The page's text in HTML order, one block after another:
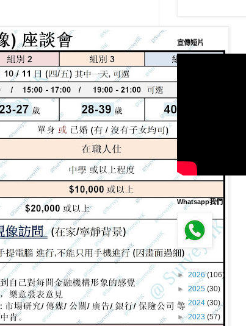
宣傳短片
Whatsapp我們
► 2026(106)
► 2025 (30)
► 2024 (30)
►2023 (57)